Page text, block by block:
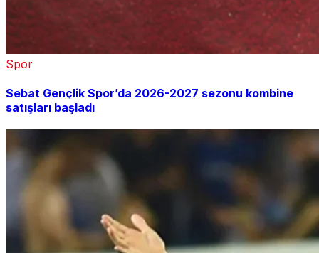
Spor
Sebat Gençlik Spor’da 2026-2027 sezonu kombine
satışları başladı